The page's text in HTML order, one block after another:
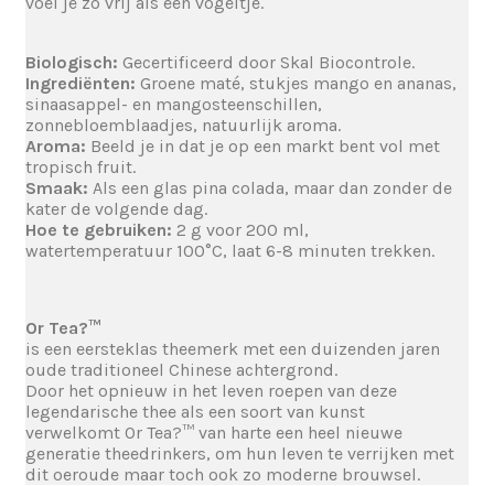
Biologisch: Gecertificeerd door Skal Biocontrole.
Ingrediënten: Groene maté, stukjes mango en ananas,
sinaasappel- en mangosteenschillen,
zonnebloemblaadjes, natuurlijk aroma.
Aroma: Beeld je in dat je op een markt bent vol met
tropisch fruit.
Smaak: Als een glas pina colada, maar dan zonder de
kater de volgende dag.
Hoe te gebruiken: 2 g voor 200 ml,
watertemperatuur 100°C, laat 6-8 minuten trekken.
Or Tea?™
is een eersteklas theemerk met een duizenden jaren
oude traditioneel Chinese achtergrond.
Door het opnieuw in het leven roepen van deze
legendarische thee als een soort van kunst
verwelkomt Or Tea?™ van harte een heel nieuwe
generatie theedrinkers, om hun leven te verrijken met
dit oeroude maar toch ook zo moderne brouwsel.